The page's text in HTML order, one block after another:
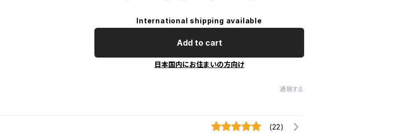
International shipping available
Add to cart
日本国内にお住まいの方向け
通報する
(22)